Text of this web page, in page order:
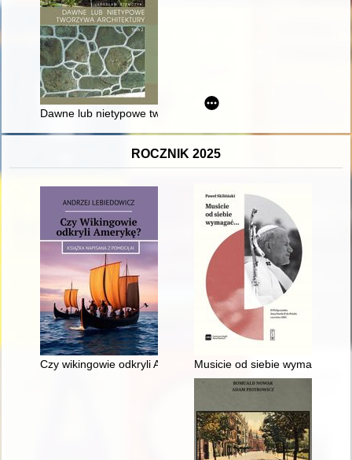
Dawne lub nietypowe tworzywa architektury : surowce,
ROCZNIK 2025
Czy wikingowie odkryli Amerykę?Musicie od siebie wymagać... :